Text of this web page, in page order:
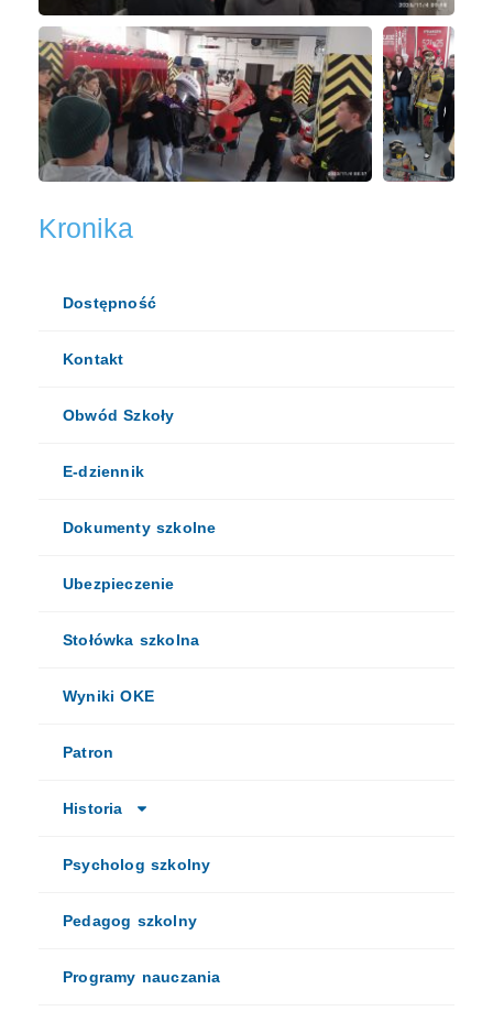
Kronika
Dostępność
Kontakt
Obwód Szkoły
E-dziennik
Dokumenty szkolne
Ubezpieczenie
Stołówka szkolna
Wyniki OKE
Patron
Historia
Psycholog szkolny
Pedagog szkolny
Programy nauczania